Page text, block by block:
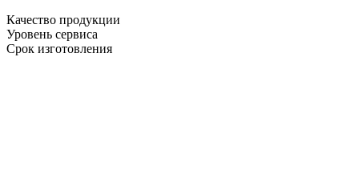
Качество продукции
Уровень сервиса
Срок изготовления